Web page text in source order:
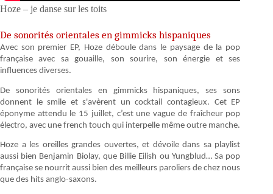
Hoze – je danse sur les toits
De sonorités orientales en gimmicks hispaniques
Avec son premier EP, Hoze déboule dans le paysage de la pop
française avec sa gouaille, son sourire, son énergie et ses
influences diverses.
De sonorités orientales en gimmicks hispaniques, ses sons
donnent le smile et s'avèrent un cocktail contagieux. Cet EP
éponyme attendu le 15 juillet, c’est une vague de fraîcheur pop
électro, avec une french touch qui interpelle même outre manche.
Hoze a les oreilles grandes ouvertes, et dévoile dans sa playlist
aussi bien Benjamin Biolay, que Billie Eilish ou Yungblud… Sa pop
française se nourrit aussi bien des meilleurs paroliers de chez nous
que des hits anglo-saxons.